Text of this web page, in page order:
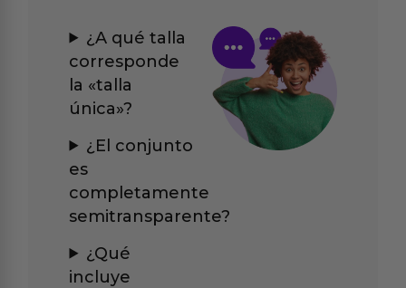
¿A qué talla
corresponde
la «talla
única»?
¿El conjunto
es
completamente
semitransparente?
¿Qué
incluye